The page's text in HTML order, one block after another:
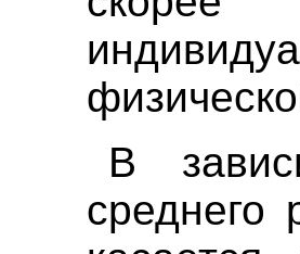
В
среднего